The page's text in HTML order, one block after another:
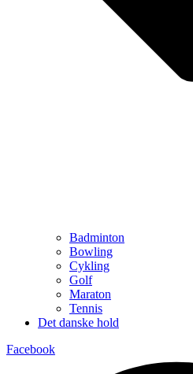
Badminton
Bowling
Cykling
Golf
Maraton
Tennis
Det danske hold
Facebook